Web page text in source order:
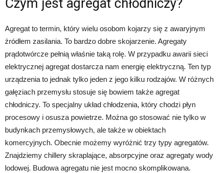
Czym jest agregat chłodniczy?
Agregat to termin, który wielu osobom kojarzy się z awaryjnym
źródłem zasilania. To bardzo dobre skojarzenie. Agregaty
prądotwórcze pełnią właśnie taką rolę. W przypadku awarii sieci
elektrycznej agregat dostarcza nam energię elektryczną. Ten typ
urządzenia to jednak tylko jeden z jego kilku rodzajów. W różnych
gałęziach przemysłu stosuje się bowiem także agregat
chłodniczy. To specjalny układ chłodzenia, który chodzi płyn
procesowy i osusza powietrze. Można go stosować nie tylko w
budynkach przemysłowych, ale także w obiektach
komercyjnych. Obecnie możemy wyróżnić trzy typy agregatów.
Znajdziemy chillery skraplające, absorpcyjne oraz agregaty wody
lodowej. Budowa agregatu nie jest mocno skomplikowana.